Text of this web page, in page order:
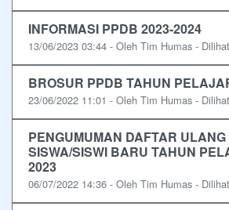
INFORMASI PPDB 2023-2024
13/06/2023 03:44 - Oleh Tim Humas -
BROSUR PPDB TAHUN
23/06/2022 11:01 - Oleh Tim Humas -
PENGUMUMAN DAFTAR
SISWA/SISWI BARU TAHUN
2023
06/07/2022 14:36 - Oleh Tim Humas -